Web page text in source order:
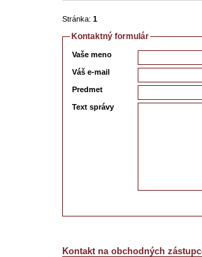
Stránka: 1
Kontaktný formulár
Vaše meno
Váš e-mail
Predmet
Text správy
Kontakt na obchodných